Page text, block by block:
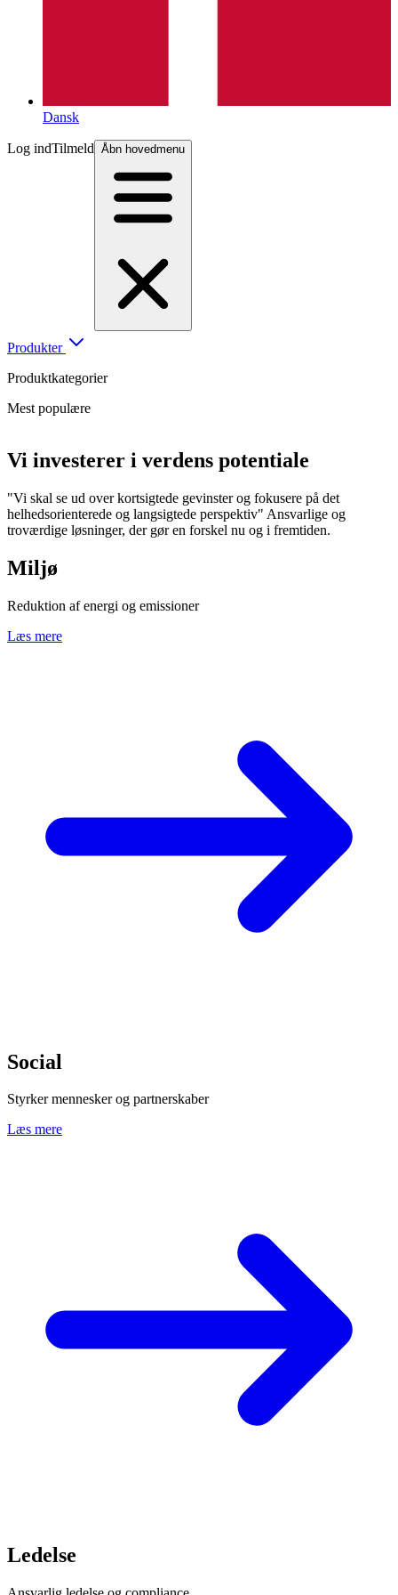
Dansk
Log indTilmeld Åbn hovedmenu
Produkter
Produktkategorier
Mest populære
Vi investerer i verdens potentiale
"Vi skal se ud over kortsigtede gevinster og fokusere på det
helhedsorienterede og langsigtede perspektiv" Ansvarlige og
troværdige løsninger, der gør en forskel nu og i fremtiden.
Miljø
Reduktion af energi og emissioner
Læs mere
Social
Styrker mennesker og partnerskaber
Læs mere
Ledelse